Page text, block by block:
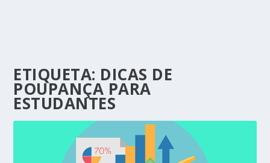
ETIQUETA: DICAS DE
POUPANÇA PARA
ESTUDANTES